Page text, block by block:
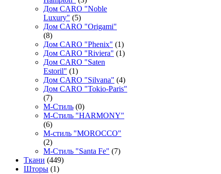
Дом CARO "Noble
Luxury" (5)
Дом CARO "Origami"
(8)
Дом CARO "Phenix" (1)
Дом CARO "Riviera" (1)
Дом CARO "Saten
Estoril" (1)
Дом CARO "Silvana" (4)
Дом CARO "Tokio-Paris"
(7)
М-Стиль (0)
М-Стиль "HARMONY"
(6)
М-стиль "MOROCCO"
(2)
М-Стиль "Santa Fe" (7)
Ткани (449)
Шторы (1)